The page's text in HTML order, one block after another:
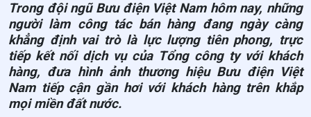
Trong đội ngũ Bưu điện Việt Nam hôm nay, những
người làm công tác bán hàng đang ngày càng
khẳng định vai trò là lực lượng tiên phong, trực
tiếp kết nối dịch vụ của Tổng công ty với khách
hàng, đưa hình ảnh thương hiệu Bưu điện Việt
Nam tiếp cận gần hơi với khách hàng trên khắp
mọi miền đất nước.